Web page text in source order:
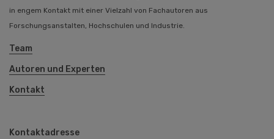
in engem Kontakt mit einer Vielzahl von Fachautoren aus
Forschungsanstalten, Hochschulen und Industrie.
Team
Autoren und Experten
Kontakt
Kontaktadresse